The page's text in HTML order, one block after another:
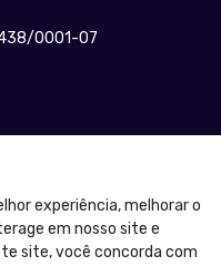
experiência, melhorar o
em nosso site e
site, você concorda com
0001-07